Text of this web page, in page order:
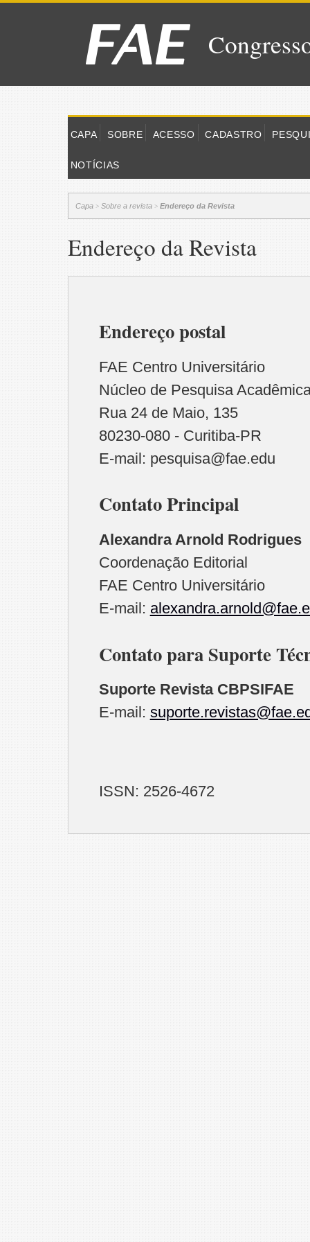
CAPA SOBRE ACESSO CADASTRO
NOTÍCIAS
Capa > Sobre a revista > Endereço da Revista
Endereço da Revista
Endereço postal
FAE Centro Universitário
Núcleo de Pesquisa
Rua 24 de Maio, 135
80230-080 - Curitiba-PR
E-mail: pesquisa@fae.edu
Contato Principal
Alexandra Arnold Rodrigues
Coordenação Editorial
FAE Centro Universitário
E-mail:
Contato para Suporte
Suporte Revista CBPSIFAE
E-mail:
ISSN: 2526-4672